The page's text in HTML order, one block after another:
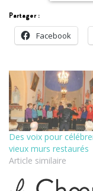
Partager :
Facebook
Des voix pour
vieux murs restaurés
Article similaire